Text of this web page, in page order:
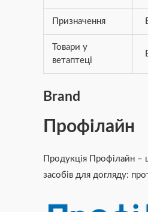
Призначення
Товари у
ветаптеці
Brand
Профілайн
Продукція Профілайн –
засобів для догляду: